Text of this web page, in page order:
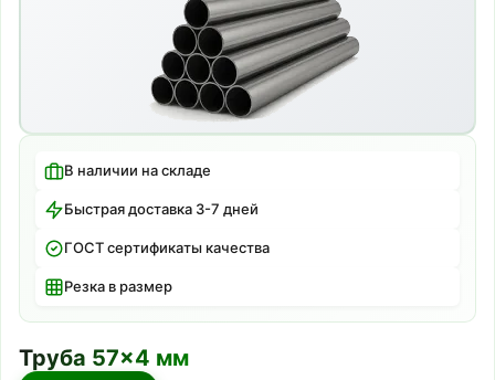
В наличии на складе
Быстрая доставка 3-7 дней
ГОСТ сертификаты качества
Резка в размер
Труба 57×4 мм